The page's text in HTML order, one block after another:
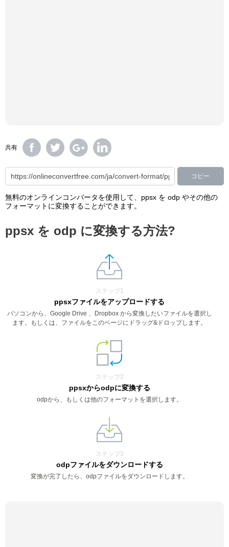
共有
コピー
無料のオンラインコンバータを使用して、ppsx を odp やその他の
フォーマットに変換することができます。
ppsx を odp に変換する方法?
ステップ1
ppsxファイルをアップロードする
パソコンから、Google Drive 、Dropbox から変換したいファイルを選択し
ます。もしくは、ファイルをこのページにドラッグ&ドロップします。
ステップ2
ppsxからodpに変換する
odpから、もしくは他のフォーマットを選択します。
ステップ3
odpファイルをダウンロードする
変換が完了したら、odpファイルをダウンロードします。